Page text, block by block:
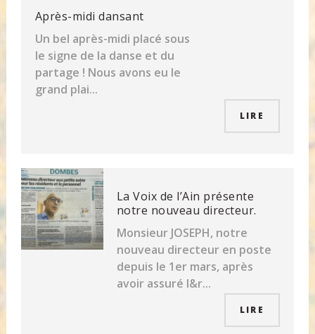
Après-midi dansant
Un bel après-midi placé sous
le signe de la danse et du
partage ! Nous avons eu le
grand plai...
LIRE
La Voix de l’Ain présente
notre nouveau directeur.
Monsieur JOSEPH, notre
nouveau directeur en poste
depuis le 1er mars, après
avoir assuré l&r...
LIRE